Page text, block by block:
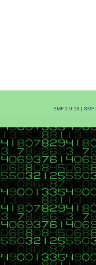
SMF 2.0.19 | SMF